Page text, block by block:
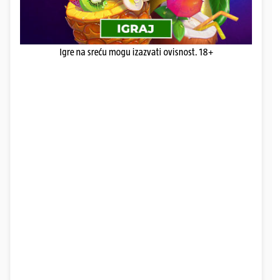
Igre na sreću mogu izazvati ovisnost. 18+